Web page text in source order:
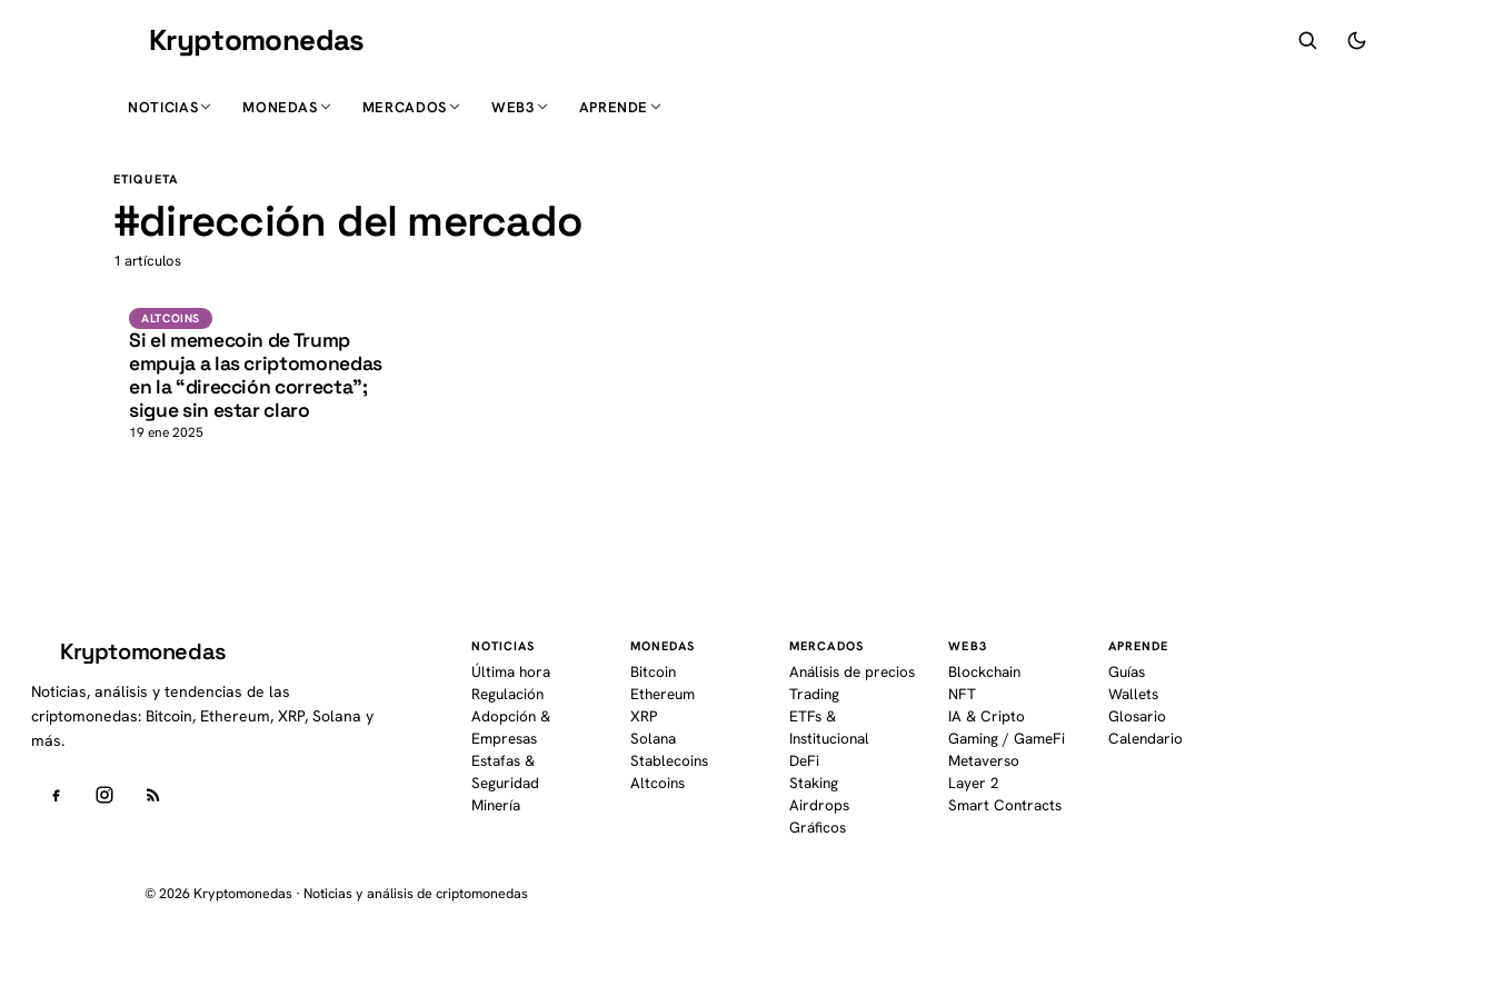
Kryptomonedas
NOTICIAS MONEDAS MERCADOS WEB3 APRENDE
ETIQUETA
#dirección del mercado
1 artículos K
ALTCOINS
Si el memecoin de Trump
empuja a las criptomonedas
en la “dirección correcta”;
sigue sin estar claro
19 ene 2025
Kryptomonedas
Noticias, análisis y tendencias de las
criptomonedas: Bitcoin, Ethereum, XRP, Solana y
más.
NOTICIAS
Última hora
Regulación
Adopción &
Empresas
Estafas &
Seguridad
Minería
MONEDAS
Bitcoin
Ethereum
XRP
Solana
Stablecoins
Altcoins
MERCADOS
Análisis de precios
Trading
ETFs &
Institucional
DeFi
Staking
Airdrops
Gráficos
WEB3
Blockchain
NFT
IA & Cripto
Gaming / GameFi
Metaverso
Layer 2
Smart Contracts
APRENDE
Guías
Wallets
Glosario
Calendario
© 2026 Kryptomonedas · Noticias y análisis de criptomonedas